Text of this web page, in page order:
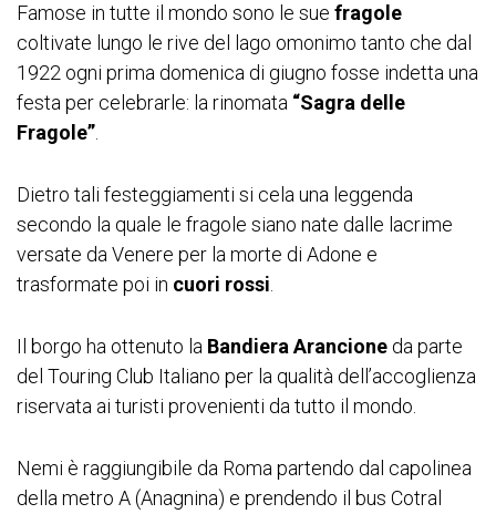
Famose in tutte il mondo sono le sue fragole
coltivate lungo le rive del lago omonimo tanto che dal
1922 ogni prima domenica di giugno fosse indetta una
festa per celebrarle: la rinomata “Sagra delle
Fragole”.
Dietro tali festeggiamenti si cela una leggenda
secondo la quale le fragole siano nate dalle lacrime
versate da Venere per la morte di Adone e
trasformate poi in cuori rossi
Il borgo ha ottenuto la Bandiera Arancione da parte
del Touring Club Italiano per la qualità dell’accoglienza
riservata ai turisti provenienti da tutto il mondo.
Nemi è raggiungibile da Roma partendo dal capolinea
della metro A (Anagnina) e prendendo il bus Cotral